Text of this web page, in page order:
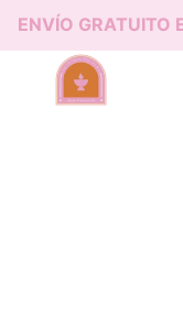
ENVÍO GRATUITO